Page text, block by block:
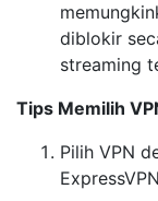
diblokir
streaming
Tips Memilih
Pilih VPN